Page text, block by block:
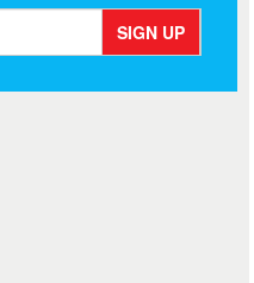
SIGN UP